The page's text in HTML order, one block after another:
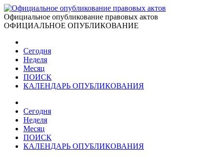
Официальное опубликование правовых актов
ОФИЦИАЛЬНОЕ ОПУБЛИКОВАНИЕ
Сегодня
Неделя
Месяц
ПОИСК
КАЛЕНДАРЬ ОПУБЛИКОВАНИЯ
Сегодня
Неделя
Месяц
ПОИСК
КАЛЕНДАРЬ ОПУБЛИКОВАНИЯ